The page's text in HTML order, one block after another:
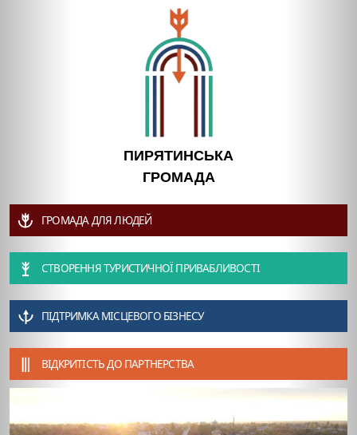
ПИРЯТИНСЬКА
ГРОМАДА
ГРОМАДА ДЛЯ ЛЮДЕЙ
СТВОРЕННЯ ТУРИСТИЧНОЇ ПРИВАБЛИВОСТІ
ПІДТРИМКА МІСЦЕВОГО БІЗНЕСУ
ВІДКРИТІСТЬ ДО ПАРТНЕРСТВА